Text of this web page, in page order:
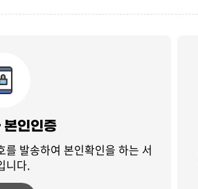
본인인증
를 발송하여본인확인을 하는 서
니다.